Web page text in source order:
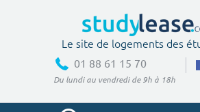
Le site de logements des
01 88 61 15 70
Du lundi au vendredi de 9h à 18h